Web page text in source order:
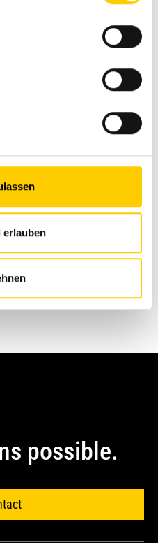
erlauben
aura lieu les 15 et
possible.